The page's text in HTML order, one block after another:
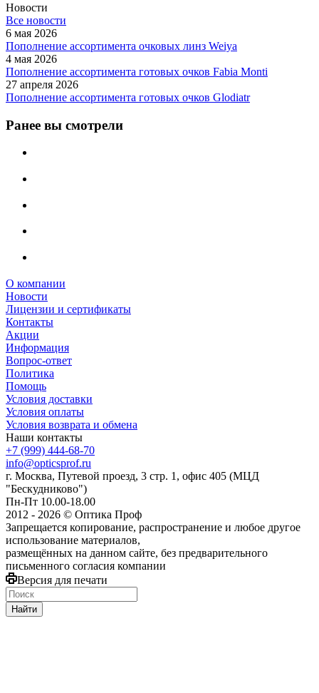
Новости
Все новости
6 мая 2026
Пополнение ассортимента очковых линз Weiya
4 мая 2026
Пополнение ассортимента готовых очков Fabia Monti
27 апреля 2026
Пополнение ассортимента готовых очков Glodiatr
Ранее вы смотрели
О компании
Новости
Лицензии и сертификаты
Контакты
Акции
Информация
Вопрос-ответ
Политика
Помощь
Условия доставки
Условия оплаты
Условия возврата и обмена
Наши контакты
+7 (999) 444-68-70
info@opticsprof.ru
г. Москва, Путевой проезд, 3 стр. 1, офис 405 (МЦД
"Бескудниково")
Пн-Пт 10.00-18.00
2012 - 2026 © Оптика Проф
Запрещается копирование, распространение и любое другое
использование материалов,
размещённых на данном сайте, без предварительного
письменного согласия компании
Версия для печати
Найти